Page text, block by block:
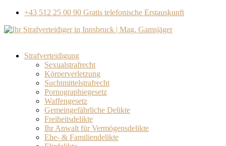
+43 512 25 00 90 Gratis telefonische Erstauskunft
Strafverteidigung
Sexualstrafrecht
Körperverletzung
Suchtmittelstrafrecht
Pornographiegesetz
Waffengesetz
Gemeingefährliche Delikte
Freiheitsdelikte
Ihr Anwalt für Vermögensdelikte
Ehe- & Familiendelikte